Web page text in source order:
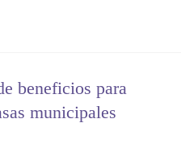
beneficios para
municipales